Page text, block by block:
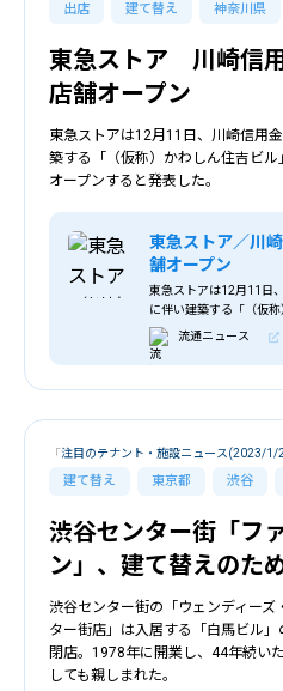
出店 建て替え 神奈川県
東急ストア 川崎信
店舗オープン
東急ストアは12月11日、川崎信用
築する「（仮称）かわしん住吉ビ
オープンすると発表した。
東急ストア／川
舗オープン
東急ストアは12月11日
に伴い建築する「（仮
原区）に新店舗をオープ
庫と協業した新店舗＞ 「
流通ニュース
建て替え 東京都 渋谷
「注目のテナント・施設ニュース(2023/1/
渋谷センター街「フ
ン」、建て替えのた
渋谷センター街の「ウェンディーズ
ター街店」は入居する「白馬ビル
閉店。1978年に開業し、44年続い
しても親しまれた。